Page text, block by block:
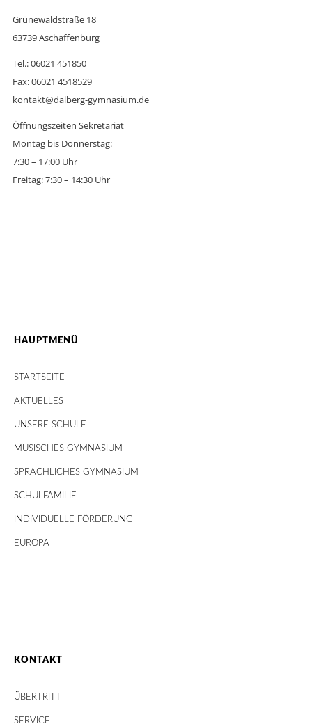
Grünewaldstraße 18
63739 Aschaffenburg
Tel.: 06021 451850
Fax: 06021 4518529
kontakt@dalberg-gymnasium.de
Öffnungszeiten Sekretariat
Montag bis Donnerstag:
7:30 – 17:00 Uhr
Freitag: 7:30 – 14:30 Uhr
HAUPTMENÜ
STARTSEITE
AKTUELLES
UNSERE SCHULE
MUSISCHES GYMNASIUM
SPRACHLICHES GYMNASIUM
SCHULFAMILIE
INDIVIDUELLE FÖRDERUNG
EUROPA
KONTAKT
ÜBERTRITT
SERVICE